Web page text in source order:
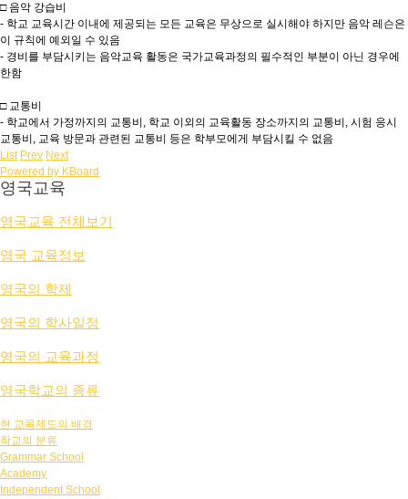
□ 음악 강습비
- 학교 교육시간 이내에 제공되는 모든 교육은 무상으로 실시해야 하지만 음악 레슨은
이 규칙에 예외일 수 있음
- 경비를 부담시키는 음악교육 활동은 국가교육과정의 필수적인 부분이 아닌 경우에
한함
□ 교통비
- 학교에서 가정까지의 교통비, 학교 이외의 교육활동 장소까지의 교통비, 시험 응시
교통비, 교육 방문과 관련된 교통비 등은 학부모에게 부담시킬 수 없음
List Prev Next
Powered by KBoard
영국교육
영국교육 전체보기
영국 교육정보
영국의 학제
영국의 학사일정
영국의 교육과정
영국학교의 종류
현 교육제도의 배경
학교의 분류
Grammar School
Academy
Independent School